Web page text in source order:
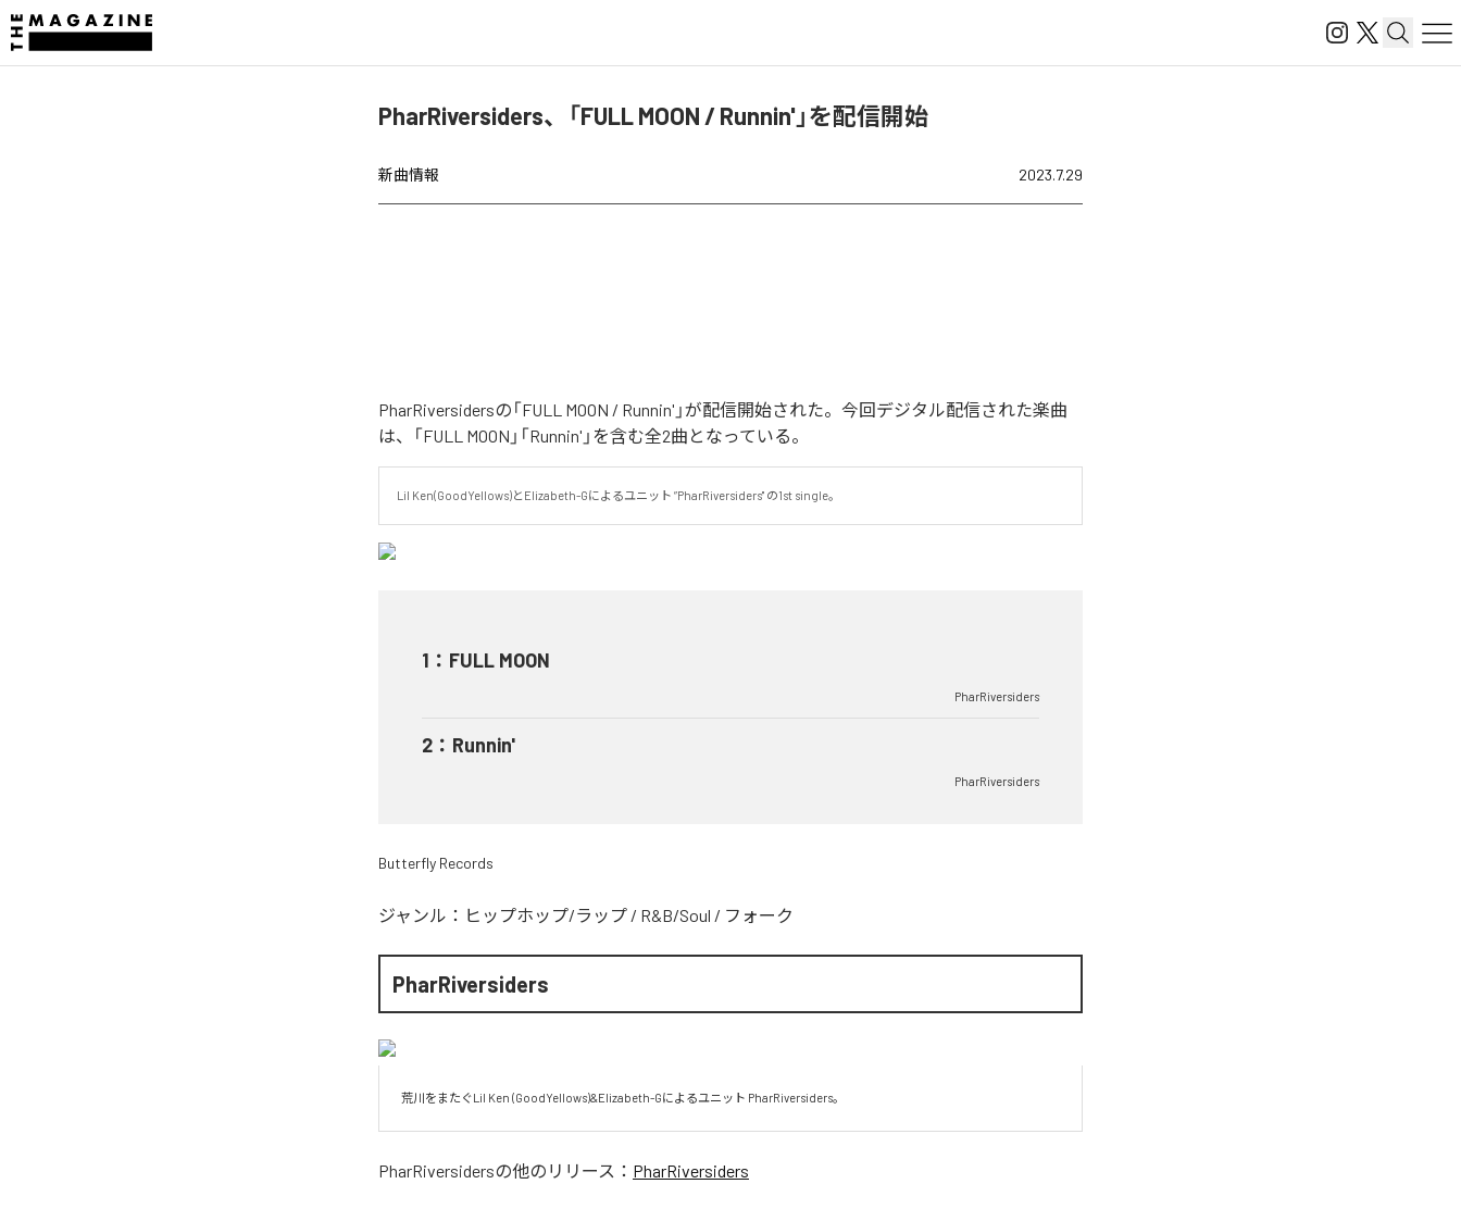
PharRiversiders、「FULL MOON / Runnin'」を配信開始
新曲情報 2023.7.29
PharRiversidersの「FULL MOON / Runnin'」が配信開始された。今回デジタル配信された楽曲
は、「FULL MOON」「Runnin'」を含む全2曲となっている。
Lil Ken(GoodYellows)とElizabeth-Gによるユニット ”PharRiversiders" の1st single。
1 ： FULL MOON
PharRiversiders
2 ： Runnin'
PharRiversiders
Butterfly Records
ジャンル： ヒップホップ/ラップ / R&B/Soul / フォーク
PharRiversiders
荒川をまたぐLil Ken (GoodYellows)&Elizabeth-Gによるユニット PharRiversiders。
PharRiversidersの他のリリース： PharRiversiders